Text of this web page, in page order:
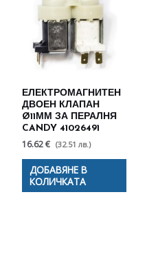
ЕЛЕКТРОМАГНИТЕН
ДВОЕН КЛАПАН
Ø11ММ ЗА ПЕРАЛНЯ
CANDY 41026491
16.62 € (32.51 лв.)
ДОБАВЯНЕ В
КОЛИЧКАТА